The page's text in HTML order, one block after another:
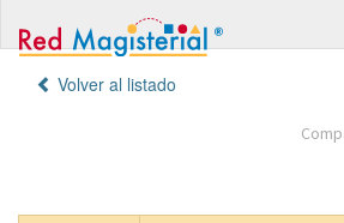
Volver al listado